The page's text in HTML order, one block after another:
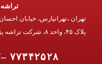
تراشه
تهران ،تهرانپارس، خیابان
پلاک ۴۵، واحد ۸، شرکت تراشه پژوهان آریان.
۷۷۳۴۲۵۲۸ –۷۶۷۹۴۶۶۲ (۰۲۱)